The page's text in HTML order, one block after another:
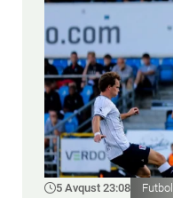
5 Avqust 23:08 Futbol